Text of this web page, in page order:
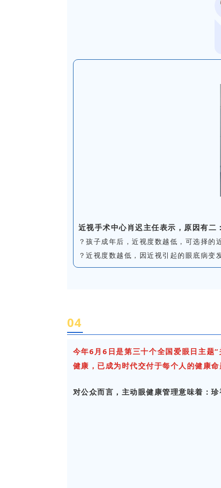
近视手术中心肖迟主任表示， 原因有二
？孩子成年后，近视度数越低，可选择
？近视度数越低，因近视引起的眼底病变
04
今年6月6日是第三十个全国爱眼日主题
健康，已成为时代交付于每个人的健康
对公众而言，主动眼健康管理意味着：